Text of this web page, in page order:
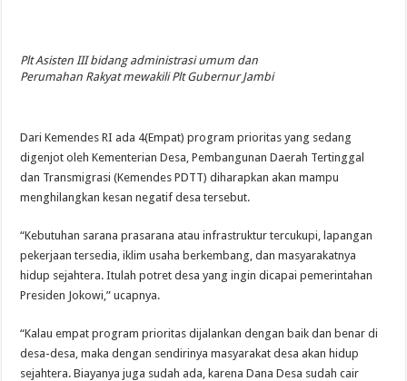
Plt Asisten III bidang administrasi umum dan
Perumahan Rakyat mewakili Plt Gubernur Jambi
Dari Kemendes RI ada 4(Empat) program prioritas yang sedang
digenjot oleh Kementerian Desa, Pembangunan Daerah Tertinggal
dan Transmigrasi (Kemendes PDTT) diharapkan akan mampu
menghilangkan kesan negatif desa tersebut.
“Kebutuhan sarana prasarana atau infrastruktur tercukupi, lapangan
pekerjaan tersedia, iklim usaha berkembang, dan masyarakatnya
hidup sejahtera. Itulah potret desa yang ingin dicapai pemerintahan
Presiden Jokowi,” ucapnya.
“Kalau empat program prioritas dijalankan dengan baik dan benar di
desa-desa, maka dengan sendirinya masyarakat desa akan hidup
sejahtera. Biayanya juga sudah ada, karena Dana Desa sudah cair